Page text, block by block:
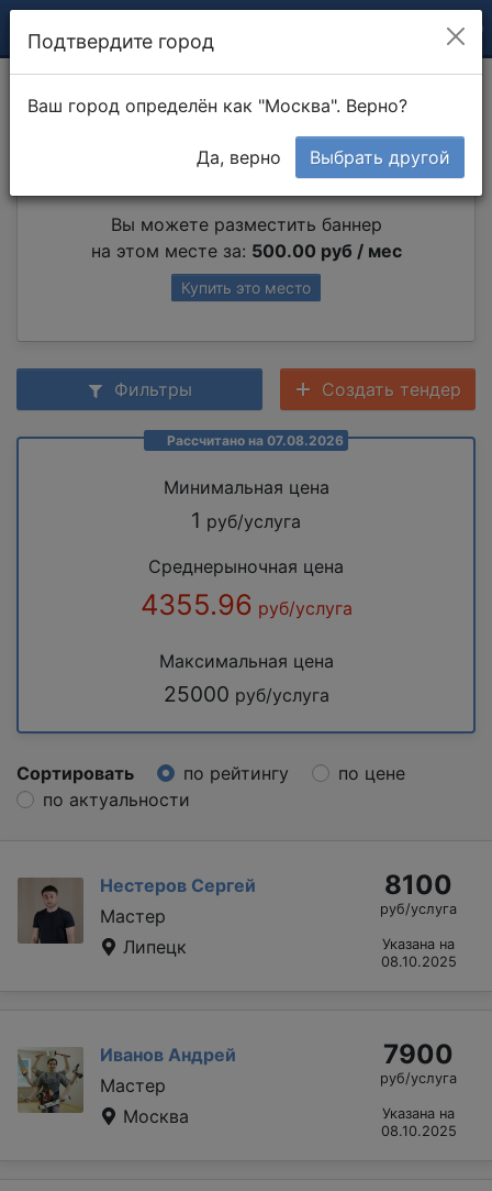
Печь - камин
Вы можете разместить баннер
на этом месте за: 500.00 руб / мес
Купить это место
Фильтры Создать тендер
Рассчитано на 07.08.2026
Минимальная цена
1 руб/услуга
Среднерыночная цена
4355.96 руб/услуга
Максимальная цена
25000 руб/услуга
Сортировать по рейтингу
по цене
по актуальности
Нестеров Сергей
Мастер
Липецк
8100
руб/услуга
Указана на
08.10.2025
Иванов Андрей
Мастер
Москва
7900
руб/услуга
Указана на
08.10.2025
Подтвердите город
Ваш город определён как "Москва". Верно?
Да, верно Выбрать другой